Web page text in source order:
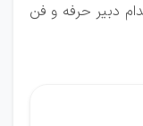
دبیر حرفه و فن